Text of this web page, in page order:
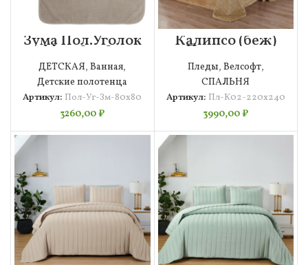
Зума Пол.Уголок
Мах. 80х80
ДЕТСКАЯ,Ванная,
Детские полотенца
Артикул: Пол-Уг-Зм-80х80
3260,00₽
Калипсо (беж)
Покрывало
220х240
Пледы, Велсофт,
СПАЛЬНЯ
Артикул: Пл-К02-220х240
3990,00₽